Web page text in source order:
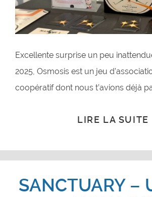
Excellente surprise un peu
2025, Osmosis est un jeu
coopératif dont nous t’avions déjà
LIRE LA SUITE
SANCTUARY –